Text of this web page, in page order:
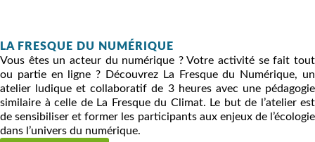
LA FRESQUE DU NUMÉRIQUE
Vous êtes un acteur du numérique ? Votre activité se fait tout
ou partie en ligne ? Découvrez La Fresque du Numérique, un
atelier ludique et collaboratif de 3 heures avec une pédagogie
similaire à celle de La Fresque du Climat. Le but de l’atelier est
de sensibiliser et former les participants aux enjeux de l’écologie
dans l’univers du numérique.